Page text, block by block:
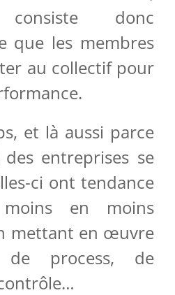
donc
que les membres
au collectif pour
et là aussi parce
entreprises se
ci ont tendance
en moins
mettant en œuvre
process, de